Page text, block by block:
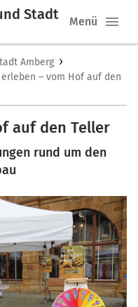
Stadt
Menü
Amberg ›
– vom Hof auf den
auf den Teller
rund um den